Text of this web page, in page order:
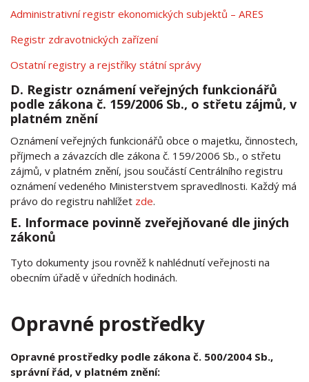
Administrativní registr ekonomických subjektů – ARES
Registr zdravotnických zařízení
Ostatní registry a rejstříky státní správy
D. Registr oznámení veřejných funkcionářů
podle zákona č. 159/2006 Sb., o střetu zájmů, v
platném znění
Oznámení veřejných funkcionářů obce o majetku, činnostech,
příjmech a závazcích dle zákona č. 159/2006 Sb., o střetu
zájmů, v platném znění, jsou součástí Centrálního registru
oznámení vedeného Ministerstvem spravedlnosti. Každý má
právo do registru nahlížet zde.
E. Informace povinně zveřejňované dle jiných
zákonů
Tyto dokumenty jsou rovněž k nahlédnutí veřejnosti na
obecním úřadě v úředních hodinách.
Opravné prostředky
Opravné prostředky podle zákona č. 500/2004 Sb.,
správní řád, v platném znění: